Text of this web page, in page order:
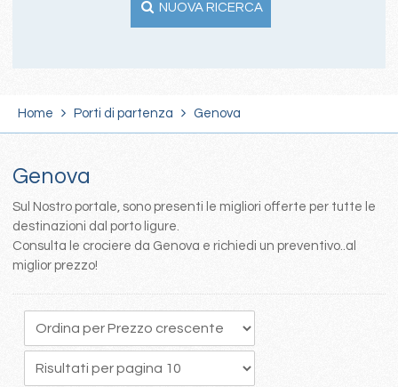
NUOVA RICERCA
Home Porti di partenza Genova
Genova
Sul Nostro portale, sono presenti le migliori offerte per tutte le
destinazioni dal porto ligure.
Consulta le crociere da Genova e richiedi un preventivo..al
miglior prezzo!